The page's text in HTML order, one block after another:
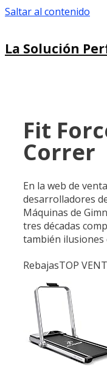
Saltar al contenido
La Solución
Fit
Correr
En la web de
desarrolladores
Máquinas de
tres décadas
también ilusiones
RebajasTOP